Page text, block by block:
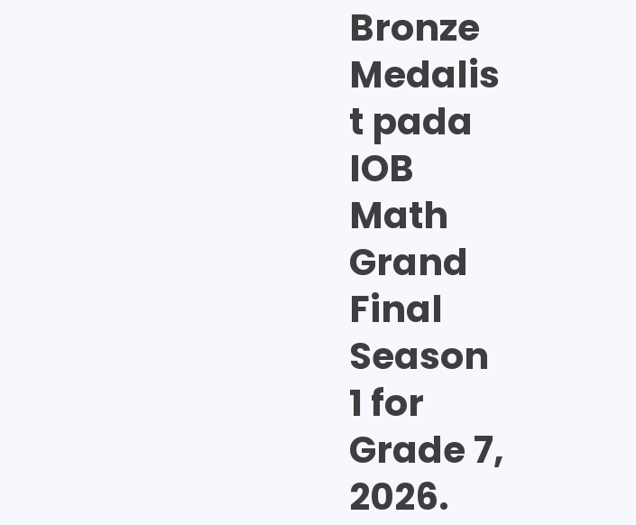
Bronze
Medalis
t pada
IOB
Math
Grand
Final
Season
1 for
Grade 7,
2026.